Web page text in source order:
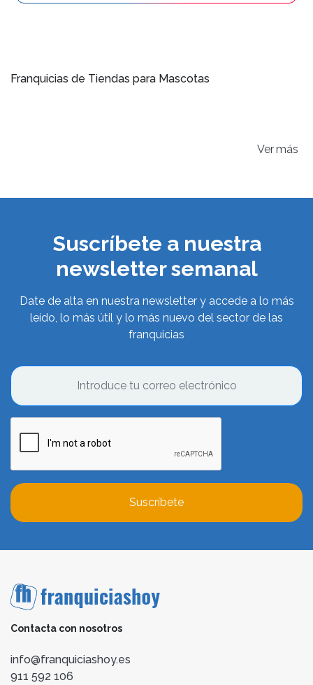
Franquicias de Tiendas para Mascotas
Ver
Suscríbete a nuestra
newsletter semanal
Date de alta en nuestra newsletter y accede a lo más
leído, lo más útil y lo más nuevo del sector de las
franquicias
Suscríbete
Contacta con nosotros
info@franquiciashoy.es
911 592 106